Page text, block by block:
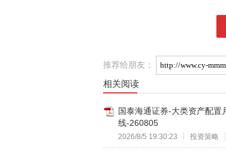
推荐给朋友：
相关阅读
国泰海通证券-大类资产配
线-260805
2026/8/5 19:30:23 投资策略